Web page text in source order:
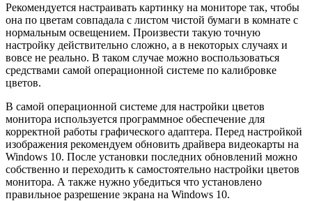
Рекомендуется настраивать картинку на мониторе так, чтобы
она по цветам совпадала с листом чистой бумаги в комнате с
нормальным освещением. Произвести такую точную
настройку действительно сложно, а в некоторых случаях и
вовсе не реально. В таком случае можно воспользоваться
средствами самой операционной системе по калибровке
цветов.
В самой операционной системе для настройки цветов
монитора используется программное обеспечение для
корректной работы графического адаптера. Перед настройкой
изображения рекомендуем обновить драйвера видеокарты на
Windows 10. После установки последних обновлений можно
собственно и переходить к самостоятельно настройки цветов
монитора. А также нужно убедиться что установлено
правильное разрешение экрана на Windows 10.